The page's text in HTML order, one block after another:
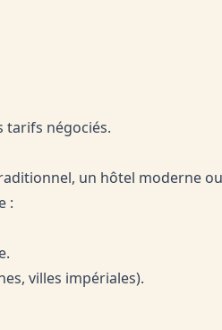
tarifs négociés.
un hôtel moderne
:
villes impériales).